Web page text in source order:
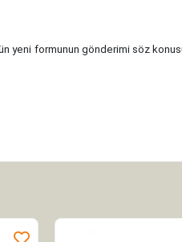
formunun gönderimi söz